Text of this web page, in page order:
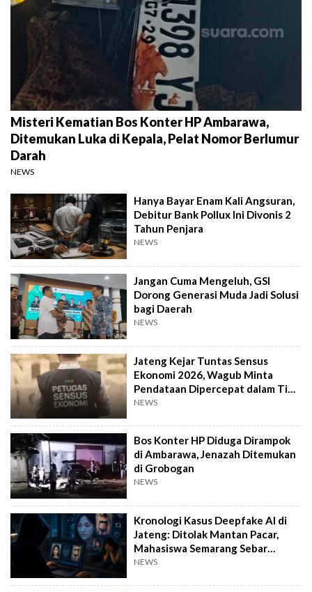
Misteri Kematian Bos Konter HP Ambarawa,
Ditemukan Luka di Kepala, Pelat Nomor Berlumur
Darah
NEWS
Hanya Bayar Enam Kali Angsuran,
Debitur Bank Pollux Ini Divonis 2
Tahun Penjara
NEWS
Jangan Cuma Mengeluh, GSI
Dorong Generasi Muda Jadi Solusi
bagi Daerah
NEWS
Jateng Kejar Tuntas Sensus
Ekonomi 2026, Wagub Minta
Pendataan Dipercepat dalam Tiga
Pekan
NEWS
Bos Konter HP Diduga Dirampok
di Ambarawa, Jenazah Ditemukan
di Grobogan
NEWS
Kronologi Kasus Deepfake AI di
Jateng: Ditolak Mantan Pacar,
Mahasiswa Semarang Sebar
Konten Porno
NEWS